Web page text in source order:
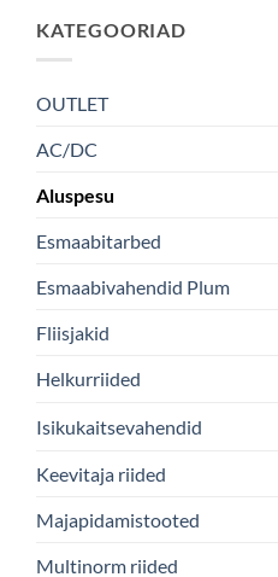
KATEGOORIAD
OUTLET
AC/DC
Aluspesu
Esmaabitarbed
Esmaabivahendid Plum
Fliisjakid
Helkurriided
Isikukaitsevahendid
Keevitaja riided
Majapidamistooted
Multinorm riided